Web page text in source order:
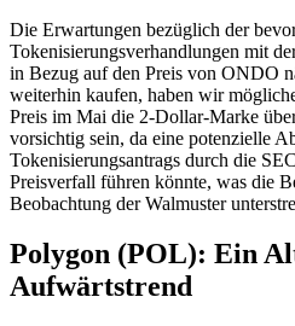
Die Erwartungen bezüglich der
Tokenisierungsverhandlungen mit
in Bezug auf den Preis von ONDO
weiterhin kaufen, haben wir
Preis im Mai die 2-Dollar-Marke
vorsichtig sein, da eine potenzielle
Tokenisierungsantrags durch die
Preisverfall führen könnte, was die
Beobachtung der Walmuster
Polygon (POL): Ein
Aufwärtstrend